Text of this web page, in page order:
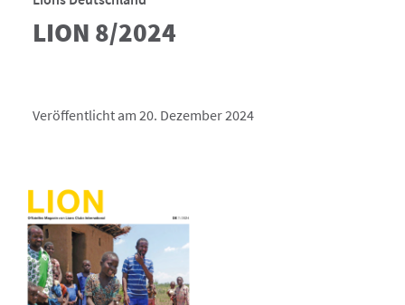
LION 8/2024
Veröffentlicht am 20. Dezember 2024